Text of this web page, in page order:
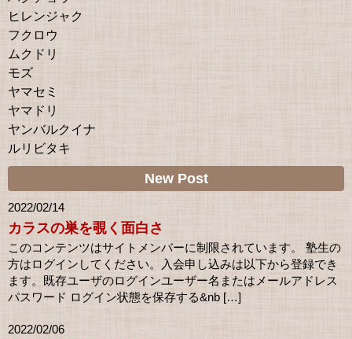
ヒレンジャク
フクロウ
ムクドリ
モズ
ヤマセミ
ヤマドリ
ヤンバルクイナ
ルリビタキ
New Post
2022/02/14
カラスの巣を覗く面白さ
このコンテンツはサイトメンバーに制限されています。 塾生の
方はログインしてください。入会申し込みは以下から登録でき
ます。既存ユーザのログインユーザー名またはメールアドレス
パスワード ログイン状態を保存する&nb […]
2022/02/06